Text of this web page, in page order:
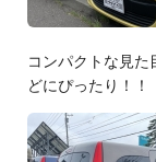
コンパクトな見
どにぴったり！！